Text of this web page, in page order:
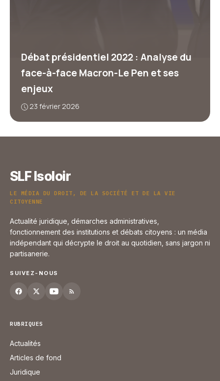
Débat présidentiel 2022 : Analyse du
face-à-face Macron-Le Pen et ses
enjeux
23 février 2026
SLF Isoloir
LE MÉDIA DU DROIT, DE LA SOCIÉTÉ ET DE LA VIE
CITOYENNE
Actualité juridique, démarches administratives,
fonctionnement des institutions et débats citoyens : un média
indépendant qui décrypte le droit au quotidien, sans jargon ni
partisanerie.
SUIVEZ-NOUS
RUBRIQUES
Actualités
Articles de fond
Juridique